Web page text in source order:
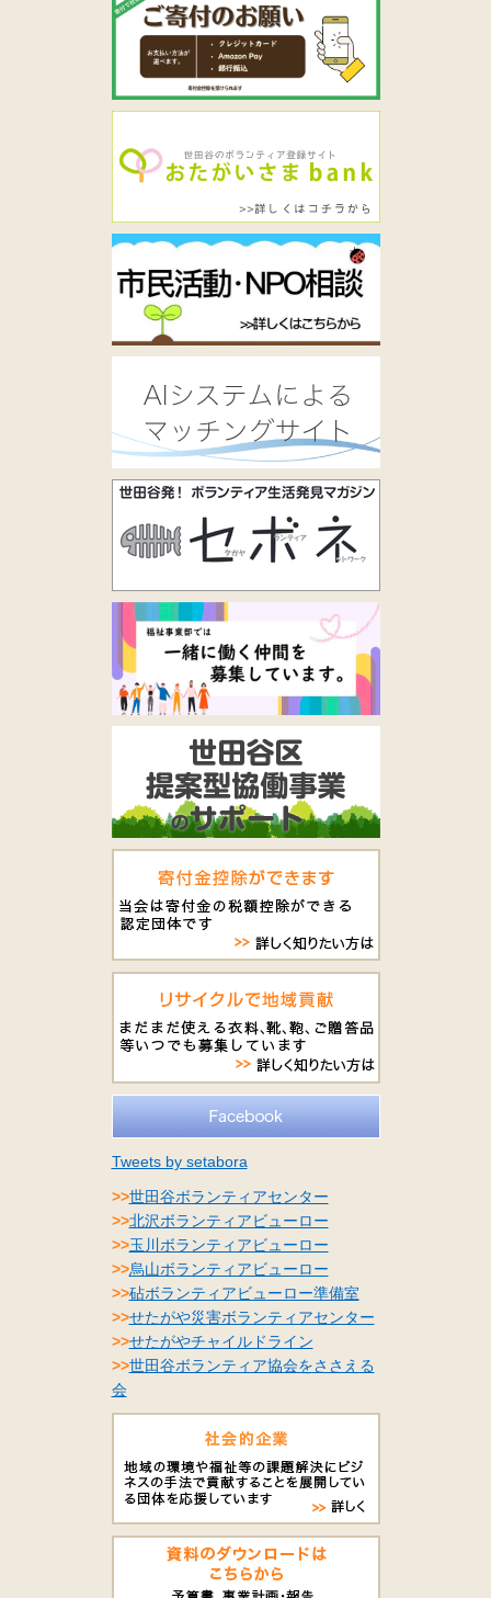
Tweets by setabora
>>世田谷ボランティアセンター
>>北沢ボランティアビューロー
>>玉川ボランティアビューロー
>>烏山ボランティアビューロー
>>砧ボランティアビューロー準備室
>>せたがや災害ボランティアセンター
>>せたがやチャイルドライン
>>世田谷ボランティア協会をささえる
会